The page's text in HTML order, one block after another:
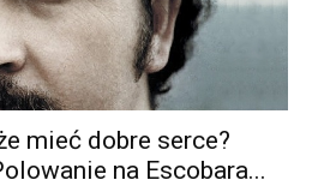
mieć dobre serce?
na Escobara...